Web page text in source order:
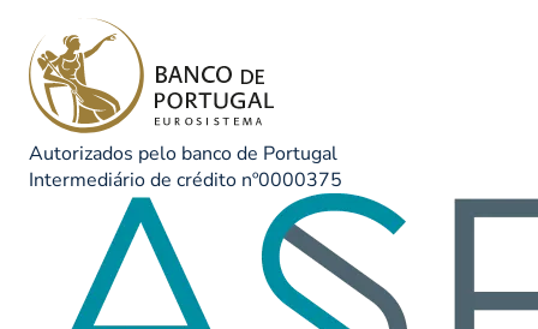
Autorizados pelo banco de Portugal
Intermediário de crédito nº0000375